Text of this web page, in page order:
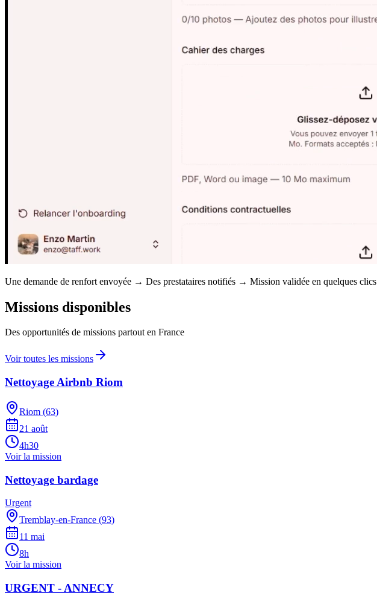
Une demande de renfort envoyée → Des prestataires notifiés → Mission validée en quelques clics
Missions disponibles
Des opportunités de missions partout en France
Voir toutes les missions
Nettoyage Airbnb Riom
Riom (63)
21 août
4h30
Voir la mission
Nettoyage bardage
Urgent
Tremblay-en-France (93)
11 mai
8h
Voir la mission
URGENT - ANNECY